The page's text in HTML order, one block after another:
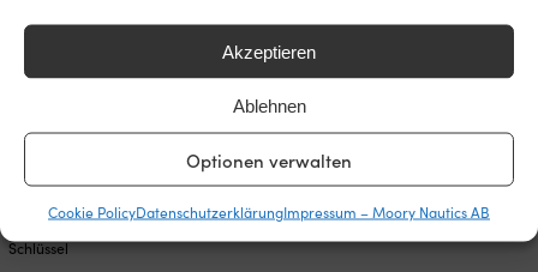
Akzeptieren
Ablehnen
Optionen verwalten
Cookie PolicyDatenschutzerklärungImpressum – Moory Nautics AB
Notausleine Attwood Universal, 7
Schlüssel